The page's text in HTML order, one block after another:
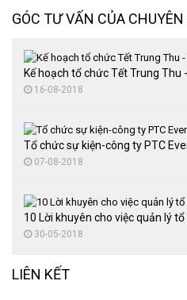
Tổ chức trung thu
Tổ chức đại hội thể thao
Tổ chức tiệc cuối năm
Tổ chức sự kiện lễ kỷ niệm
Tổ chức đại hội thể thao
Cho thuê nhà bạt
Thuê màn hình LED
GÓC TƯ VẤN CỦA CHUYÊN
Kế hoạch tổ chức Tết Trung Thu
16-08-2018
Tổ chức sự kiện-công ty PTC
07-08-2018
10 Lời khuyên cho việc quản lý
30-05-2018
LIÊN KẾT